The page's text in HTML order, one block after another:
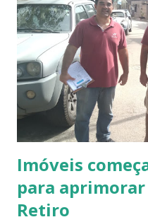
Imóveis
para
Retiro